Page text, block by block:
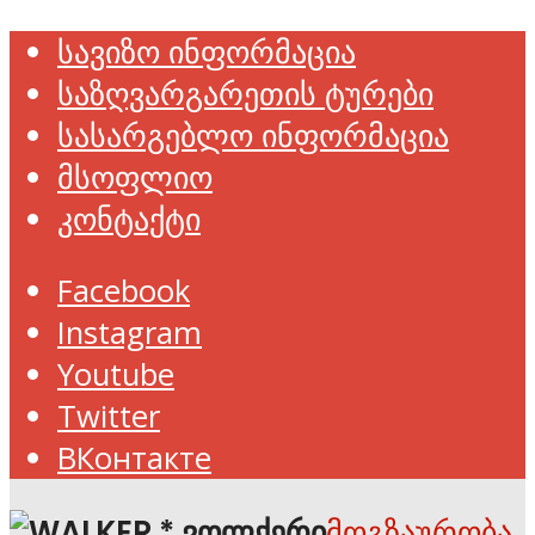
სავიზო ინფორმაცია
საზღვარგარეთის ტურები
სასარგებლო ინფორმაცია
მსოფლიო
კონტაქტი
Facebook
Instagram
Youtube
Twitter
ВКонтакте